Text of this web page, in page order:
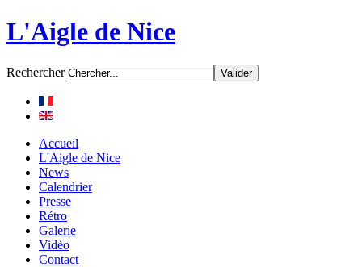
L'Aigle de Nice
Rechercher
Accueil
L'Aigle de Nice
News
Calendrier
Presse
Rétro
Galerie
Vidéo
Contact